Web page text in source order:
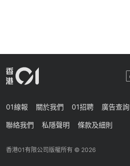
01線報 關於我們 01招聘 廣告查詢
聯絡我們 私隱聲明 條款及細則
香港01有限公司版權所有 © 2026